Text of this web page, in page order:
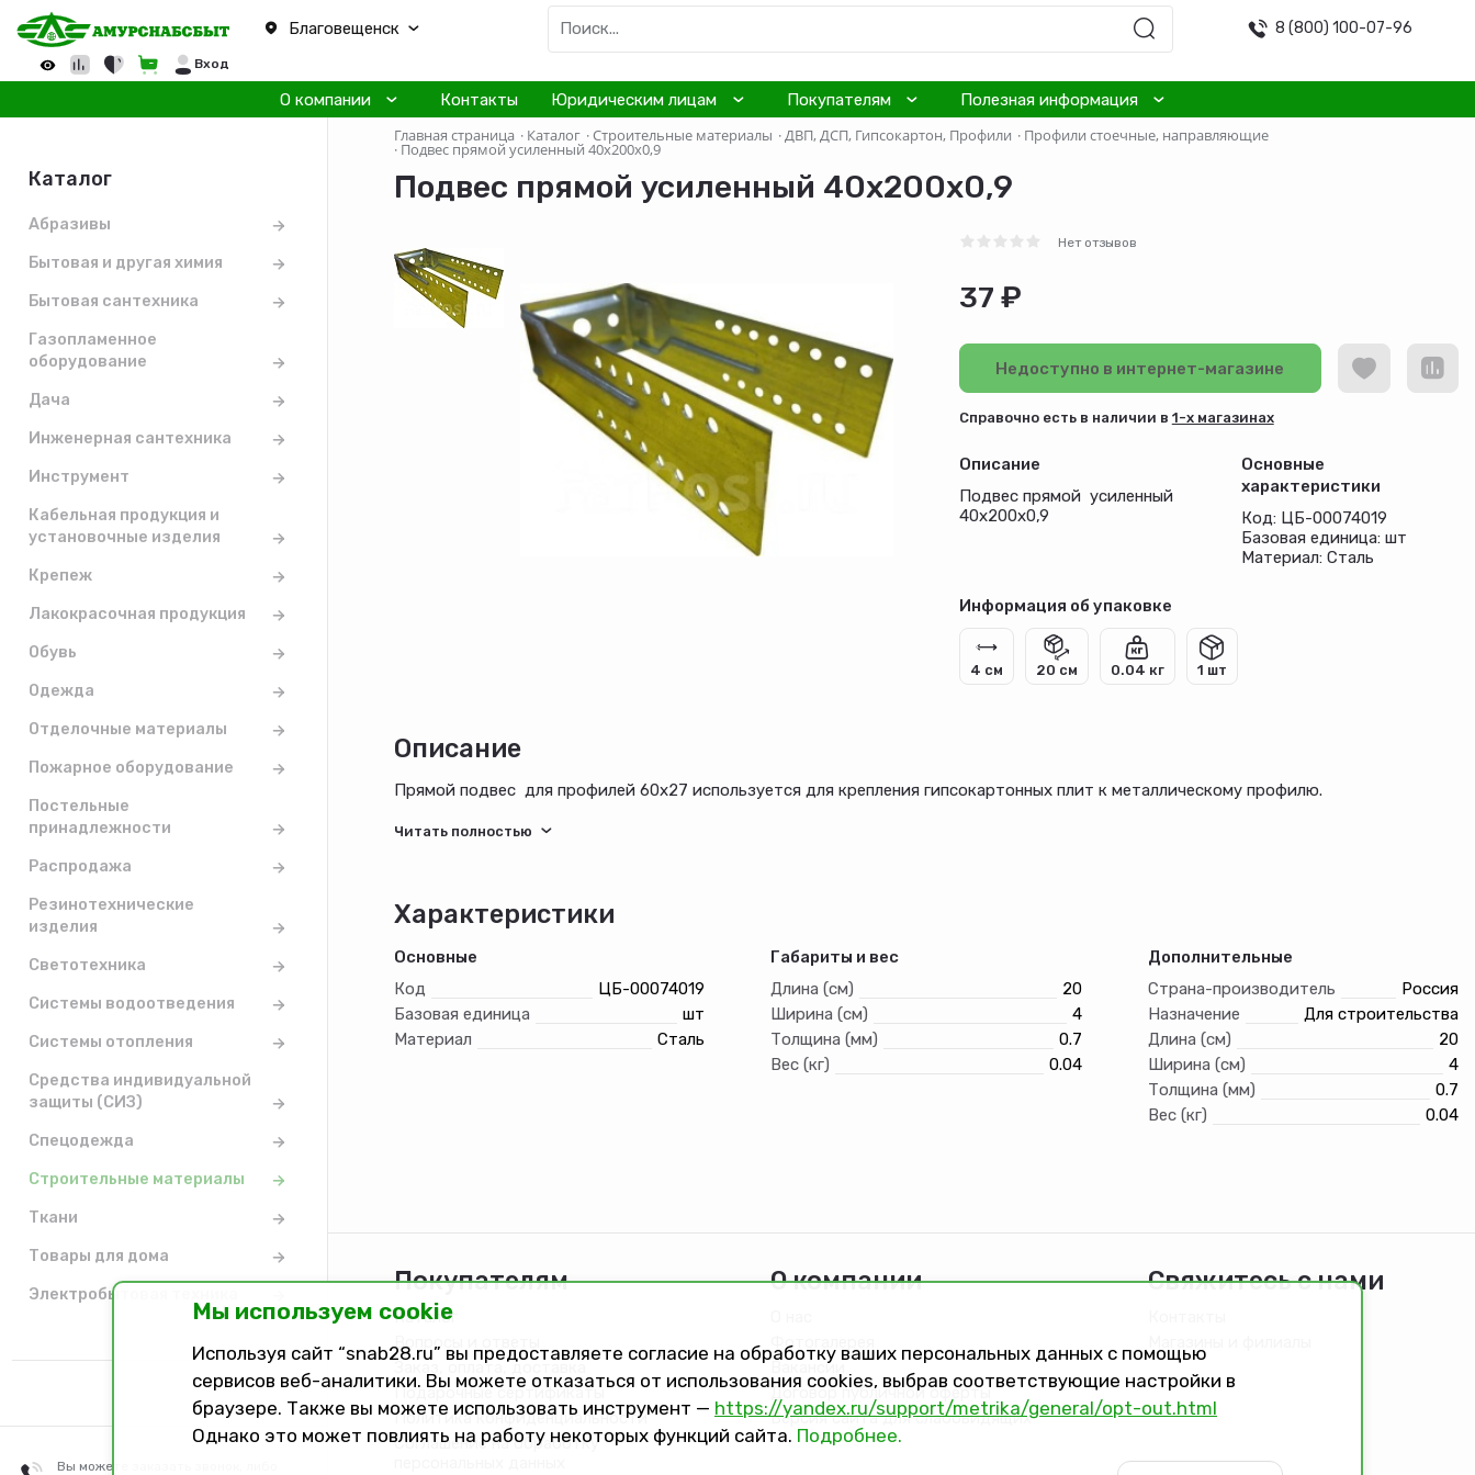
Благовещенск 8 (800) 100-07-96
Вход
О компании Контакты Юридическим лицам Покупателям Полезная информация
Каталог
Абразивы
Бытовая и другая химия
Бытовая сантехника
Газопламенное
оборудование
Дача
Инженерная сантехника
Инструмент
Кабельная продукция и
установочные изделия
Крепеж
Лакокрасочная продукция
Обувь
Одежда
Отделочные материалы
Пожарное оборудование
Постельные
принадлежности
Распродажа
Резинотехнические
изделия
Светотехника
Системы водоотведения
Системы отопления
Средства индивидуальной
защиты (СИЗ)
Спецодежда
Строительные материалы
Ткани
Товары для дома
Электробытовая техника
Вы можете заказать звонок, либо
Главная страница · Каталог ·Строительные материалы ·ДВП, ДСП, Гипсокартон, Профили · Профили стоечные, направляющие
· Подвес прямой усиленный 40х200х0,9
Подвес прямой усиленный 40х200х0,9
Нет отзывов
37 ₽
Недоступно в интернет-магазине
Cправочно есть в наличии в 1-х магазинах
Описание
Подвес прямой усиленный
40х200х0,9
Основные
характеристики
Код: ЦБ-00074019
Базовая единица: шт
Материал: Сталь
Информация об упаковке
4 см 20 см 0.04 кг 1 шт
Описание
Прямой подвес для профилей 60х27 используется для крепления гипсокартонных плит к металлическому профилю.
Характеристики
Основные
Код
ЦБ-00074019
Базовая единица
шт
Материал
Сталь
Габариты и вес
Длина (см)
20
Ширина (см)
4
Толщина (мм)
0.7
Вес (кг)
0.04
Дополнительные
Страна-производитель
Россия
Назначение
Для строительства
Длина (см)
20
Ширина (см)
4
Толщина (мм)
0.7
Вес (кг)
0.04
Покупателям
Каталог
Заказ, оплата, доставка
Подарочные сертификаты
Политика конфиденциальности
Соглашение на обработку
О компании
Фотогалерея
Вакансии
Договор публичной оферты
Версия сайта для слабовидящих
Свяжитесь с нами
Мы используем cookie
Используя сайт “snab28.ru” вы предоставляете согласие на обработку ваших персональных данных с помощью
сервисов веб-аналитики. Вы можете отказаться от использования cookies, выбрав соответствующие настройки в
браузере. Также вы можете использовать инструмент — https://yandex.ru/support/metrika/general/opt-out.html
Однако это может повлиять на работу некоторых функций сайта. Подробнее.